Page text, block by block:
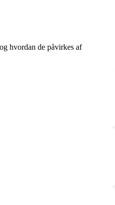
hvordan de påvirkes af